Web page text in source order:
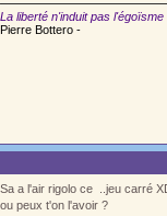
La liberté n'induit pas
Pierre Bottero -
Sa a l'air rigolo ce ..jeu carré
ou peux t'on l'avoir ?